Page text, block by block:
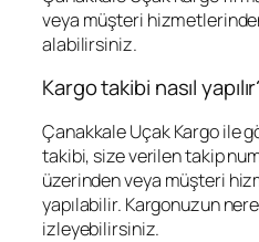
veya müşteri
alabilirsiniz.
Kargo takibi nasıl
Çanakkale Uçak Kargo ile
takibi, size verilen takip
üzerinden veya müşteri
yapılabilir. Kargonuzun
izleyebilirsiniz.